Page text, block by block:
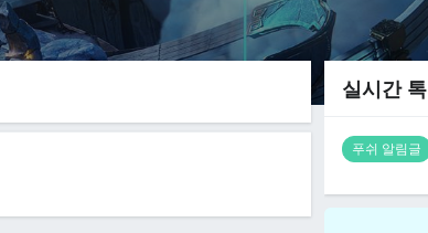
실시간 톡
푸쉬 알림글